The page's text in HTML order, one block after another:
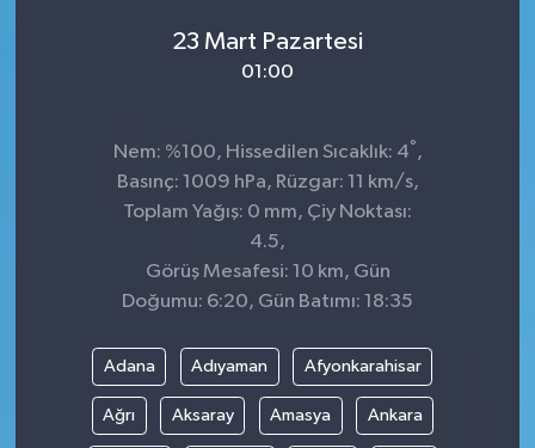
23 Mart Pazartesi
01:00
Nem: %100, Hissedilen Sıcaklık: 4° ,
Basınç: 1009 hPa, Rüzgar: 11 km/s,
Toplam Yağış: 0 mm, Çiy Noktası:
4.5,
Görüş Mesafesi: 10 km, Gün
Doğumu: 6:20, Gün Batımı: 18:35
Adana Adıyaman Afyonkarahisar
Ağrı Aksaray Amasya Ankara